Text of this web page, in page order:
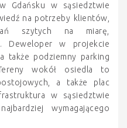
Gdańsku w sąsiedztwie
na potrzeby klientów,
szytych na miarę,
Deweloper w projekcie
także podziemny parking
wokół osiedla to
a także plac
w sąsiedztwie
wymagającego